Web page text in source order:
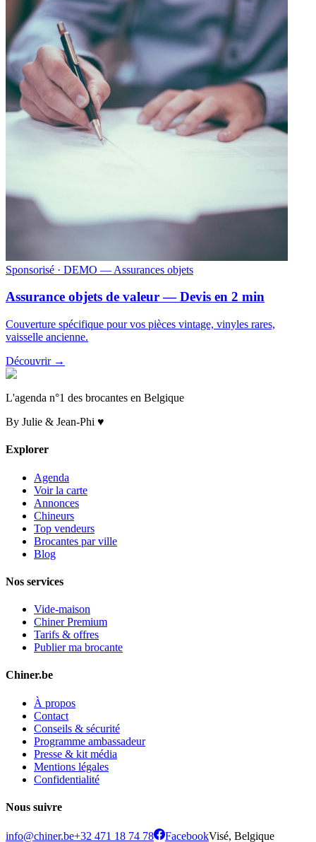
Sponsorisé · DEMO — Assurances objets
Assurance objets de valeur — Devis en 2 min
Couverture spécifique pour vos pièces vintage, vinyles rares,
vaisselle ancienne.
Découvrir →
L'agenda n°1 des brocantes en Belgique
By Julie & Jean-Phi ♥
Explorer
Agenda
Voir la carte
Annonces
Chineurs
Top vendeurs
Brocantes par ville
Blog
Nos services
Vide-maison
Chiner Premium
Tarifs & offres
Publier ma brocante
Chiner.be
À propos
Contact
Conseils & sécurité
Programme ambassadeur
Presse & kit média
Mentions légales
Confidentialité
Nous suivre
info@chiner.be+32 471 18 74 78 FacebookVisé, Belgique